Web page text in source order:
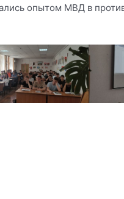
опытом МВД в